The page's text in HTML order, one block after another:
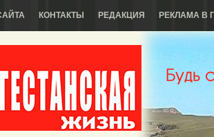
КОНТАКТЫ РЕДАКЦИЯ РЕКЛАМА В